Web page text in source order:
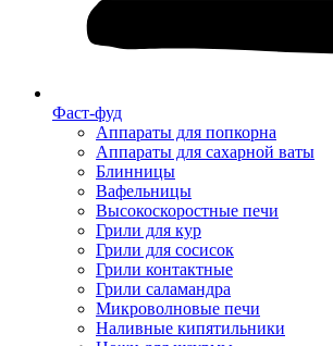
Фаст-фуд
Аппараты для попкорна
Аппараты для сахарной ваты
Блинницы
Вафельницы
Высокоскоростные печи
Грили для кур
Грили для сосисок
Грили контактные
Грили саламандра
Микроволновые печи
Наливные кипятильники